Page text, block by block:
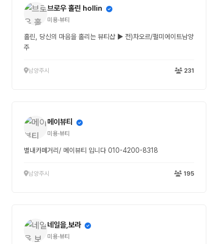
브로우 홀린 hollin
미용·뷰티
홀린, 당신의 마음을 홀리는 뷰티샵 ▶ 전)차오르/펄미에이트남양
주
남양주시 231
메이뷰티
미용·뷰티
별내카페거리/ 메이뷰티 입니다 010-4200-8318
남양주시 195
네일을,보라
미용·뷰티